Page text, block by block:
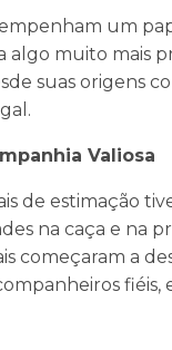
um
muito mais
suas origens
Valiosa
de estimação
na caça e na
começaram a